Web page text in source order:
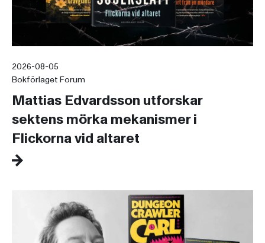
2026-08-05
Bokförlaget Forum
Mattias Edvardsson utforskar
sektens mörka mekanismer i
Flickorna vid altaret